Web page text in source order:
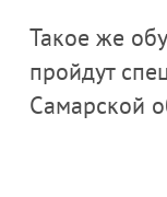
Такое же
пройдут
Самарской